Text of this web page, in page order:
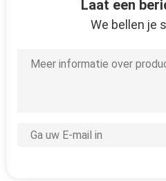
Laat een
We bellen je